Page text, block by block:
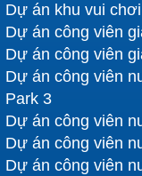
Dự án khu vui
Dự án công viên
Dự án công viên
Dự án công viên
Park 3
Dự án công viên
Dự án công viên
Dự án công viên